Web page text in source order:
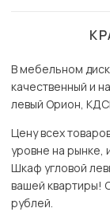
В мебельном
качественный и
левый Орион,
Цену всех
уровне на рынке,
Шкаф угловой
вашей квартиры!
рублей.